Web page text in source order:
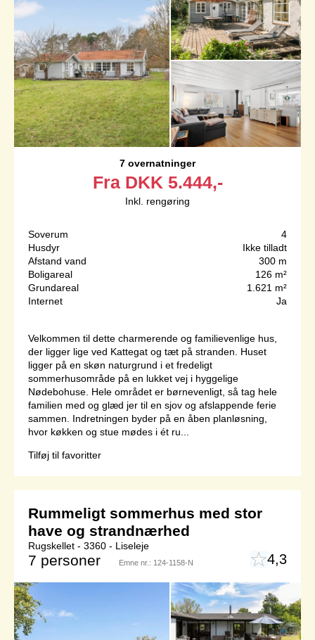
7 overnatninger
Fra DKK 5.444,-
Inkl. rengøring
Soverum
4
Husdyr
Ikke tilladt
Afstand vand
300 m
Boligareal
126 m²
Grundareal
1.621 m²
Internet
Ja
Velkommen til dette charmerende og familievenlige hus,
der ligger lige ved Kattegat og tæt på stranden. Huset
ligger på en skøn naturgrund i et fredeligt
sommerhusområde på en lukket vej i hyggelige
Nødebohuse. Hele området er børnevenligt, så tag hele
familien med og glæd jer til en sjov og afslappende ferie
sammen. Indretningen byder på en åben planløsning,
hvor køkken og stue mødes i ét ru...
Tilføj til favoritter
Rummeligt sommerhus med stor
have og strandnærhed
Rugskellet - 3360 - Liseleje
7 personer Emne nr.: 124-1158-N 4,3